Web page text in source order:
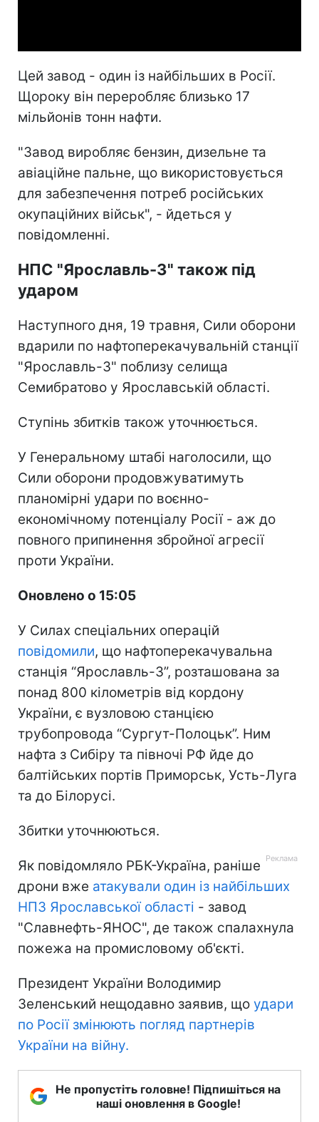
Цей завод - один із найбільших в Росії.
Щороку він переробляє близько 17
мільйонів тонн нафти.
"Завод виробляє бензин, дизельне та
авіаційне пальне, що використовується
для забезпечення потреб російських
окупаційних військ", - йдеться у
повідомленні.
НПС "Ярославль-3" також під
ударом
Наступного дня, 19 травня, Сили оборони
вдарили по нафтоперекачувальній станції
"Ярославль-3" поблизу селища
Семибратово у Ярославській області.
Ступінь збитків також уточнюється.
У Генеральному штабі наголосили, що
Сили оборони продовжуватимуть
планомірні удари по воєнно-
економічному потенціалу Росії - аж до
повного припинення збройної агресії
проти України.
Оновлено о 15:05
У Силах спеціальних операцій
повідомили, що нафтоперекачувальна
станція “Ярославль-3”, розташована за
понад 800 кілометрів від кордону
України, є вузловою станцією
трубопровода “Сургут-Полоцьк”. Ним
нафта з Сибіру та півночі РФ йде до
балтійських портів Приморськ, Усть-Луга
та до Білорусі.
Збитки уточнюються.
Як повідомляло РБК-Україна, раніше
дрони вже атакували один із найбільших
НПЗ Ярославської області - завод
"Славнефть-ЯНОС", де також спалахнула
пожежа на промисловому об'єкті.
Президент України Володимир
Зеленський нещодавно заявив, що удари
по Росії змінюють погляд партнерів
України на війну.
Не пропустіть головне! Підпишіться на
наші оновлення в Google!